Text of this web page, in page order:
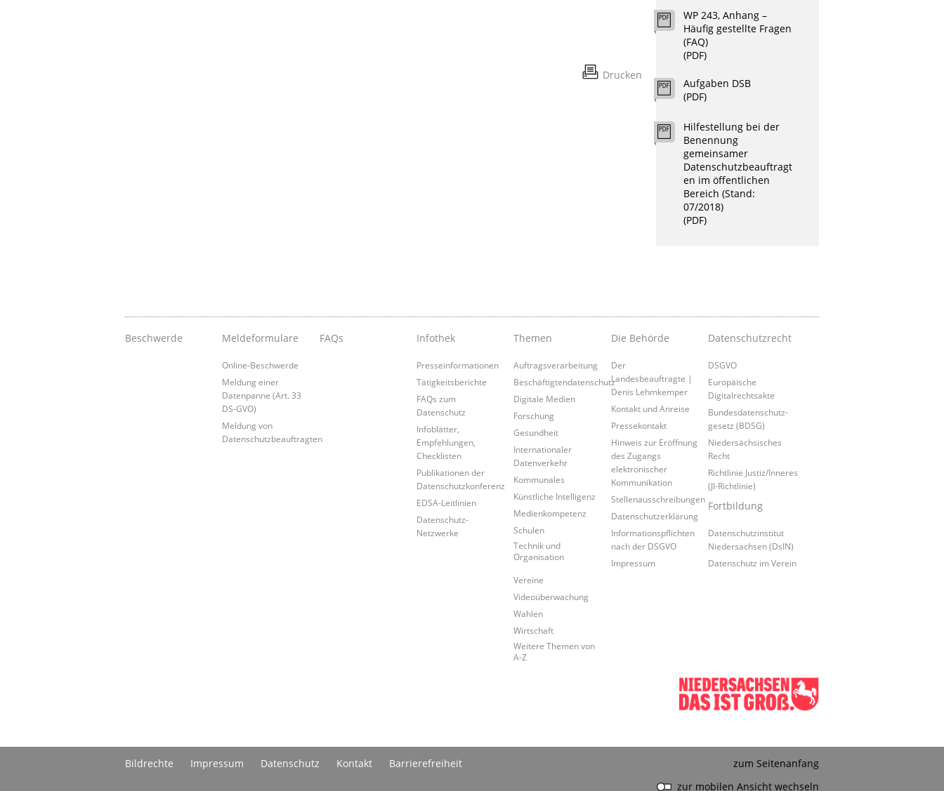
Drucken
WP 243, Anhang –
Häufig gestellte Fragen
(FAQ)
(PDF)
Aufgaben DSB
(PDF)
Hilfestellung bei der
Benennung
gemeinsamer
Datenschutzbeauftragt
en im öffentlichen
Bereich (Stand:
07/2018)
(PDF)
Beschwerde Meldeformulare
Online-Beschwerde
Meldung einer
Datenpanne (Art. 33
DS-GVO)
Meldung von
Datenschutzbeauftragten
FAQs Infothek
Presseinformationen
Tätigkeitsberichte
FAQs zum
Datenschutz
Infoblätter,
Empfehlungen,
Checklisten
Publikationen der
Datenschutzkonferenz
EDSA-Leitlinien
Datenschutz-
Netzwerke
Themen
Auftragsverarbeitung
Beschäftigtendatenschutz
Digitale Medien
Forschung
Gesundheit
Internationaler
Datenverkehr
Kommunales
Künstliche Intelligenz
Medienkompetenz
Schulen
Technik und
Organisation
Vereine
Videoüberwachung
Wahlen
Wirtschaft
Weitere Themen von
A-Z
Die Behörde
Der
Landesbeauftragte |
Denis Lehmkemper
Kontakt und Anreise
Pressekontakt
Hinweis zur Eröffnung
des Zugangs
elektronischer
Kommunikation
Stellenausschreibungen
Datenschutzerklärung
Informationspflichten
nach der DSGVO
Impressum
Datenschutzrecht
DSGVO
Europäische
Digitalrechtsakte
Bundesdatenschutz-
gesetz (BDSG)
Niedersächsisches
Recht
Richtlinie Justiz/Inneres
(JI-Richtlinie)
Fortbildung
Datenschutzinstitut
Niedersachsen (DsIN)
Datenschutz im Verein
Bildrechte Impressum Datenschutz Kontakt Barrierefreiheit
zum Seitenanfang
zur mobilen Ansicht wechseln